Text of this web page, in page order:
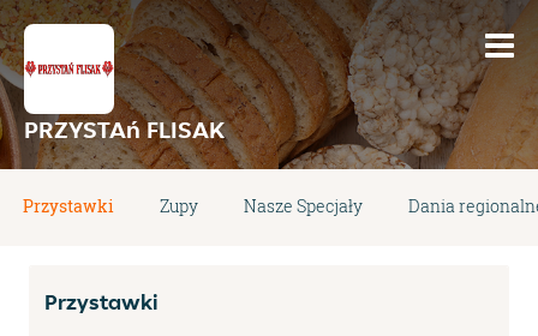
PRZYSTAń FLISAK
Przystawki Zupy Nasze Specjały Dania
Przystawki